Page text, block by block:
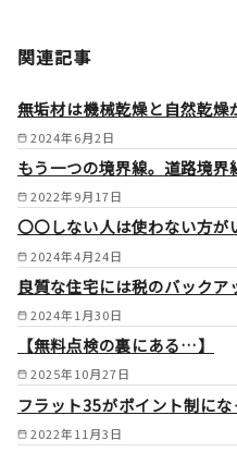
関連記事
2024年6月2日
無垢材は機械乾燥と自然乾燥
2022年9月17日
もう一つの境界線。道路境界
2024年4月24日
〇〇しない人は使わない方が
2024年1月30日
良質な住宅には税のバックア
2025年10月27日
【無料点検の裏にある…】
2022年11月3日
フラット35がポイント制にな